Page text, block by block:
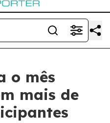
o mês
mais de